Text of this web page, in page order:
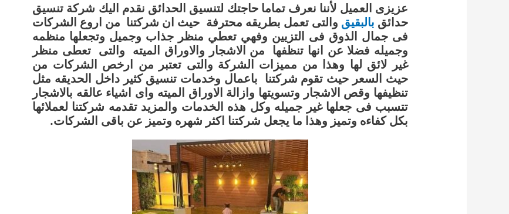
عزيزى العميل لأننا نعرف تماما حاجتك لتنسيق الحدائق نقدم اليك شركة تنسيق
حدائق بالبقيق والتى تعمل بطريقه محترفة حيث ان شركتنا من اروع الشركات
فى جمال الذوق فى التزيين وفهي تعطي منظر جذاب وجميل وتجعلها منظمه
وجميله فضلا عن انها تنظفها من الاشجار والاوراق الميته والتى تعطى منظر
غير لائق لها وهذا من مميزات الشركة والتى تعتبر من ارخص الشركات من
حيث السعر حيث تقوم شركتنا باعمال وخدمات تنسيق كثير داخل الحديقه مثل
تنظيفها وقص الاشجار وتسويتها وازالة الاوراق الميته واى اشياء عالقه بالاشجار
تتسبب فى جعلها غير جميله وكل هذه الخدمات والمزيد تقدمه شركتنا لعملائها
بكل كفاءه وتميز وهذا ما يجعل شركتنا اكثر شهره وتميز عن باقى الشركات.